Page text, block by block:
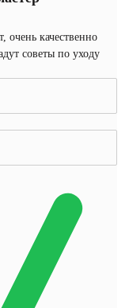
очень качественно
советы по уходу